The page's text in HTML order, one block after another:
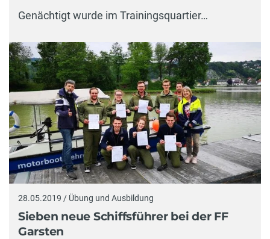
Genächtigt wurde im Trainingsquartier…
28.05.2019 / Übung und Ausbildung
Sieben neue Schiffsführer bei der FF
Garsten